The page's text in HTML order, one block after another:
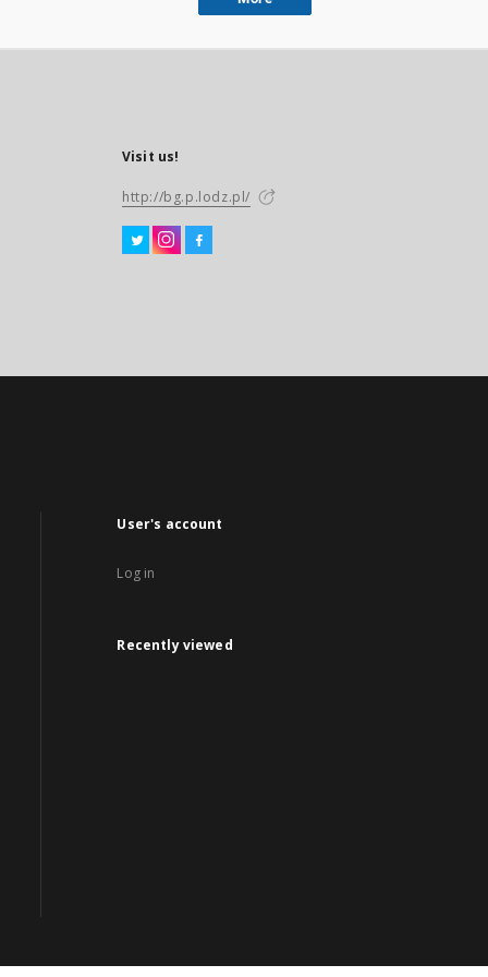
Visit us!
http://bg.p.lodz.pl/
User's account
Log in
Recently viewed